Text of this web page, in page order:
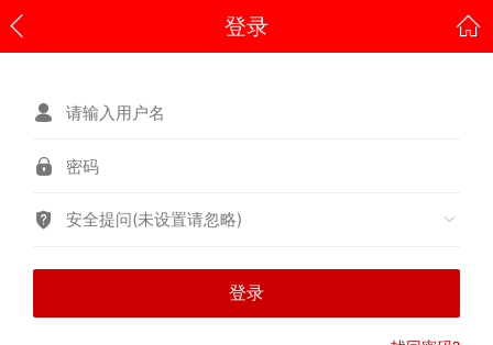
登录
安全提问(未设置请忽略)
登录